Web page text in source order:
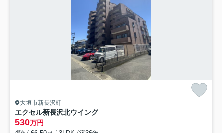
大垣市新長沢町
エクセル新長沢北ウイング
530万円